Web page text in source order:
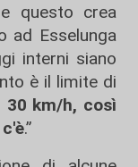
e questo crea
ad Esselunga
interni siano
è il limite di
30 km/h, così
.”